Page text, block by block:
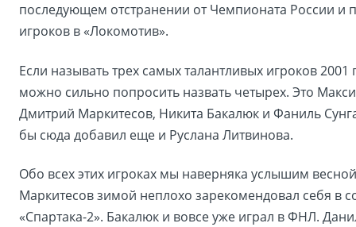
последующем отстранении от Чемпионата России и
игроков в «Локомотив».
Если называть трех самых талантливых игроков 2001
можно сильно попросить назвать четырех. Это
Дмитрий Маркитесов, Никита Бакалюк и Фаниль
бы сюда добавил еще и Руслана Литвинова.
Обо всех этих игроках мы наверняка услышим
Маркитесов зимой неплохо зарекомендовал себя в
«Спартака-2». Бакалюк и вовсе уже играл в ФНЛ.